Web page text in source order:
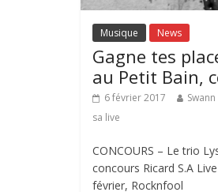
Musique News
Gagne tes
au Petit Bain,
6 février 2017 Swann
sa live
CONCOURS – Le trio
concours Ricard S.A
février, Rocknfool